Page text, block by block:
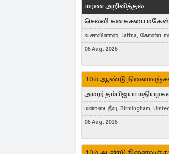
மரண அறிவித்தல்
செல்வி கனகசபை
வசாவிளான், Jaffna,
கிழக்கு
06 Aug, 2026
10ம் ஆண்டு
அமரர் தம்பிஐயா
மண்டைதீவு, Birmingham,
Kingdom
06 Aug, 2016